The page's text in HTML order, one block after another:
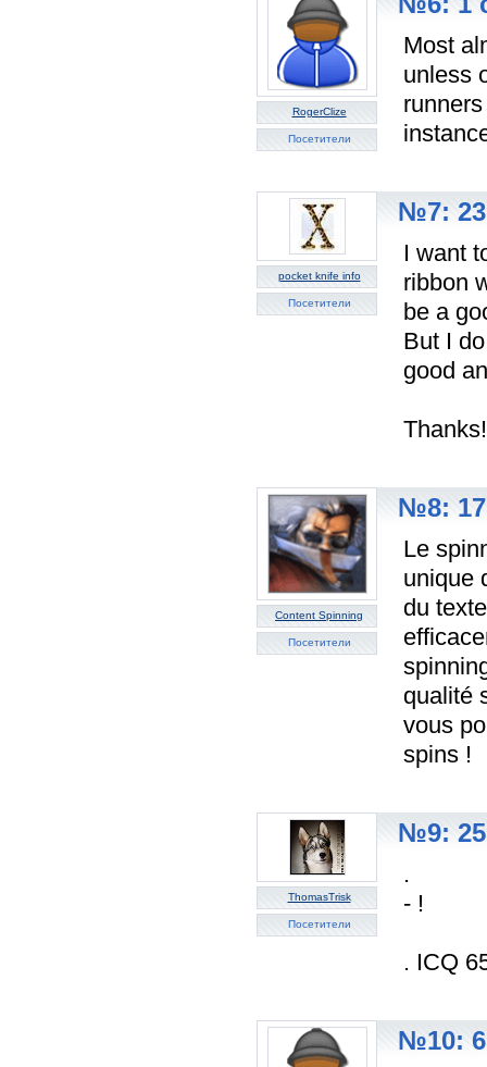
RogerClize
Посетители
Most
unless
pocket knife info
Посетители
№7: 23
I want
ribbon
be a
But I
good
Thanks!
Content Spinning
Посетители
№8: 17
Le
unique
du
qualité
vous
spins !
ThomasTrisk
Посетители
№9: 25
.
- !
. ICQ
№10: 6